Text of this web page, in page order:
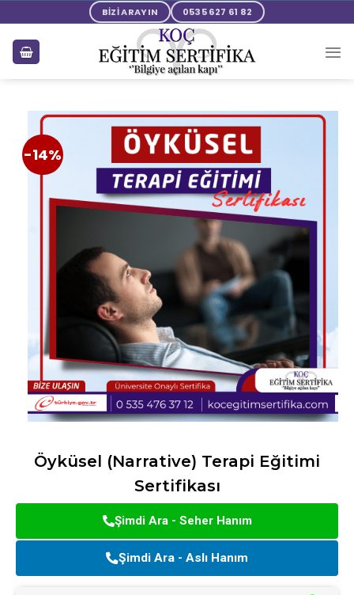
BİZİ ARAYIN 0535 627 61 82
-14%
Öyküsel (Narrative) Terapi Eğitimi
Sertifikası
Şimdi Ara - Seher Hanım
Şimdi Ara - Aslı Hanım